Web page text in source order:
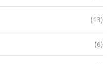
(13)
(6)